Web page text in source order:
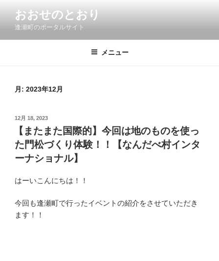
ン
おおせのとおり
逢瀬町のポータルサイト
メニュー
月: 2023年12月
投
日:
12月 18, 2023
【またまた国際的】今回は地のものを使っ
た門松づくり体験！！【なんだべ村インタ
ーナショナル】
はーいこんにちは！！
今回も逢瀬町で行ったイベントの紹介をさせていただき
ます！！